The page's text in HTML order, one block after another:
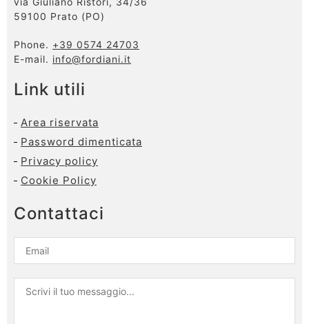
59100 Prato (PO)
Phone. +39 0574 24703
E-mail. info@fordiani.it
Link utili
Area riservata
Password dimenticata
Privacy policy
Cookie Policy
Contattaci